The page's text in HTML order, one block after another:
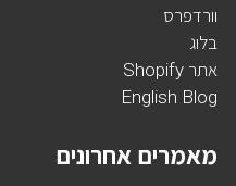
וורדפרס
בלוג
אתר Shopify
English Blog
מאמרים אחרונים